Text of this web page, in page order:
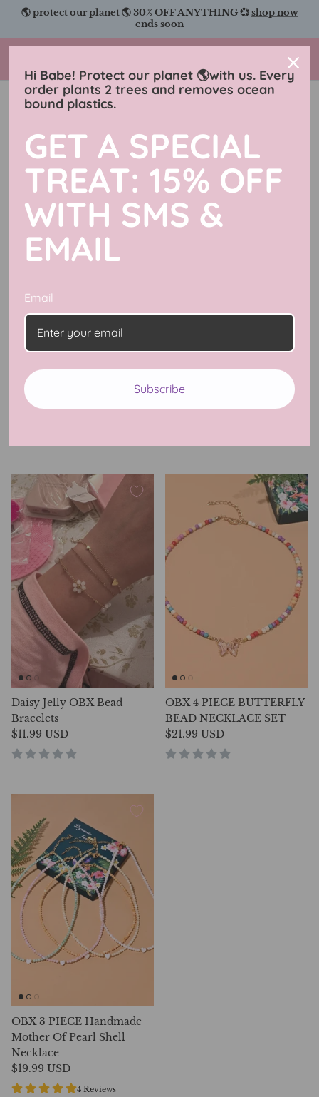
Salta
contenuto
🌎 protect our planet 🌎 30% OFF ANYTHING 💞shop now
ends soon
Outer Banks Collection (OBX)
Filtra 5 articoli
Daisy Baby Handmade
Choker Necklaces
Outer Banks Bead Rings 2
Daisy Jelly OBX Bead
Bracelets
$11.99 USD
OBX 4 PIECE BUTTERFLY
BEAD NECKLACE SET
$21.99 USD
OBX 3 PIECE Handmade
Mother Of Pearl Shell
Necklace
$19.99 USD
4 Reviews
Hi Babe! Protect our planet 🌎with us. Every
order plants 2 trees and removes ocean
bound plastics.
GET A SPECIAL
TREAT: 15% OFF
WITH SMS &
EMAIL
Email
Subscribe